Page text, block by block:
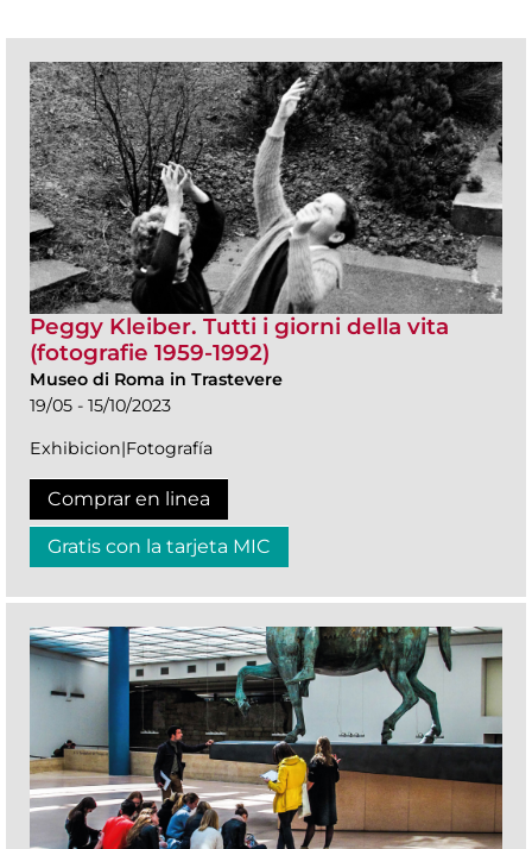
Peggy Kleiber. Tutti i giorni della vita
(fotografie 1959-1992)
Museo di Roma in Trastevere
19/05 - 15/10/2023
Exhibicion|Fotografía
Comprar en linea
Gratis con la tarjeta MIC